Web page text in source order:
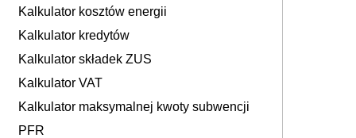
Kalkulator kosztów energii
Kalkulator kredytów
Kalkulator składek ZUS
Kalkulator VAT
Kalkulator maksymalnej kwoty subwencji
PFR